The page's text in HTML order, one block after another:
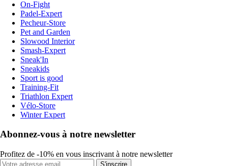
On-Fight
Padel-Expert
Pecheur-Store
Pet and Garden
Slowood Interior
Smash-Expert
Sneak'In
Sneakids
Sport is good
Training-Fit
Triathlon Expert
Vélo-Store
Winter Expert
Abonnez-vous à notre newsletter
Profitez de -10% en vous inscrivant à notre newsletter
S'inscrire